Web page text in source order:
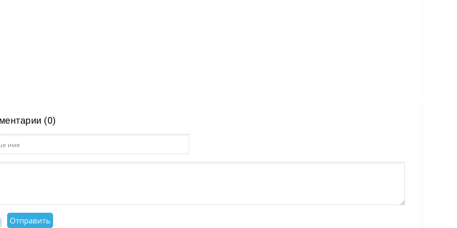
(0)
Отправить